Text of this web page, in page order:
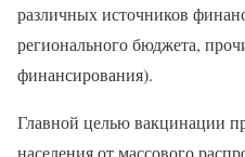
различных источников
регионального бюджета,
финансирования).
Главной целью вакцинации
населения от массового